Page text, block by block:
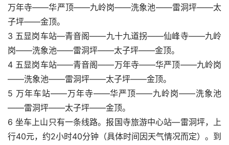
万年寺——华严顶——九岭岗——洗象池——雷洞坪——太
子坪——金顶。
3 五显岗车站—青音阁——九十九道拐——仙峰寺——九岭
岗——洗象池——雷洞坪——太子坪——金顶。
4 五显岗车站——青音阁——万年寺——华严顶——九岭岗
——洗象池——雷洞坪——太子坪——金顶。
5 万年车站——万年寺——华严顶——九岭岗——洗象池
——雷洞坪——太子坪——金顶。
6 坐车上山只有一条线路。报国寺旅游中心站—雷洞坪，上
行40元，约2小时40分钟（具体时间因天气情况而定）。到